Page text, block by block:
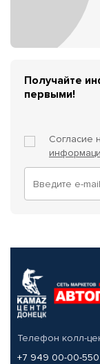
Получайте
первыми!
Согласие
Телефон колл-
+7 949 00-00-550